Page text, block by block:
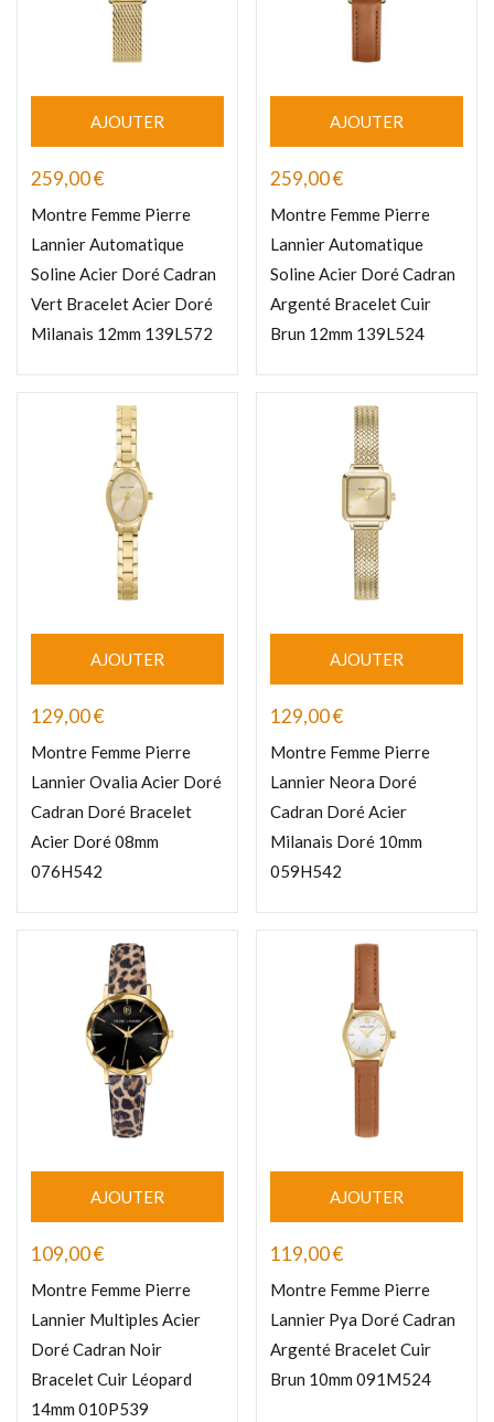
AJOUTER
259,00€
Montre Femme Pierre
Lannier Automatique
Soline Acier Doré Cadran
Vert Bracelet Acier Doré
Milanais 12mm 139L572
AJOUTER
259,00€
Montre Femme Pierre
Lannier Automatique
Soline Acier Doré Cadran
Argenté Bracelet Cuir
Brun 12mm 139L524
AJOUTER
129,00€
Montre Femme Pierre
Lannier Ovalia Acier Doré
Cadran Doré Bracelet
Acier Doré 08mm
076H542
AJOUTER
129,00€
Montre Femme Pierre
Lannier Neora Doré
Cadran Doré Acier
Milanais Doré 10mm
059H542
AJOUTER
109,00€
Montre Femme Pierre
Lannier Multiples Acier
Doré Cadran Noir
Bracelet Cuir Léopard
14mm 010P539
AJOUTER
119,00€
Montre Femme Pierre
Lannier Pya Doré Cadran
Argenté Bracelet Cuir
Brun 10mm 091M524